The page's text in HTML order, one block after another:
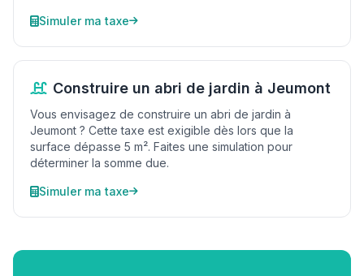
Simuler ma taxe
Construire un abri de jardin à Jeumont
Vous envisagez de construire un abri de jardin à
Jeumont ? Cette taxe est exigible dès lors que la
surface dépasse 5 m². Faites une simulation pour
déterminer la somme due.
Simuler ma taxe